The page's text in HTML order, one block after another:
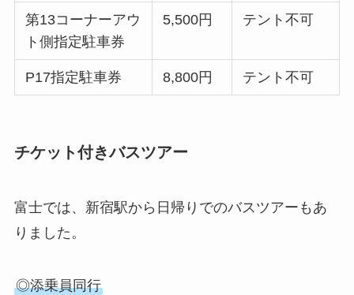
第13コーナーアウ
ト側指定駐車券
5,500円 テント不可
P17指定駐車券 8,800円 テント不可
チケット付きバスツアー
富士では、新宿駅から日帰りでのバスツアーもあ
りました。
◎添乗員同行